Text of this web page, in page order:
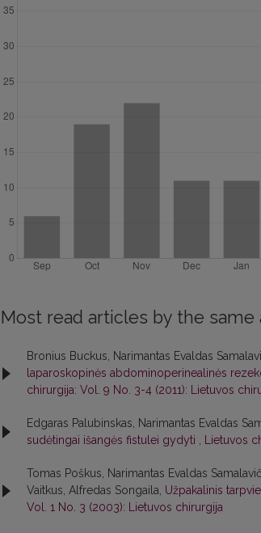
Most read articles by the same
Bronius Buckus, Narimantas Evaldas
laparoskopinės abdominoperinealinės
chirurgija: Vol. 9 No. 3-4 (2011): Lietuvos
Edgaras Palubinskas, Narimantas Evaldas
sudėtingai išangės fistulei gydyti , Lietuvos
Tomas Poškus, Narimantas Evaldas
Vaitkus, Alfredas Songaila, Užpakalinis
Vol. 1 No. 3 (2003): Lietuvos chirurgija